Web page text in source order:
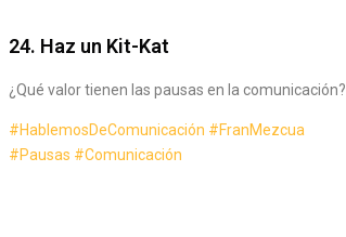
24. Haz un Kit-Kat
¿Qué valor tienen las pausas en la comunicación?
#HablemosDeComunicación #FranMezcua
#Pausas #Comunicación